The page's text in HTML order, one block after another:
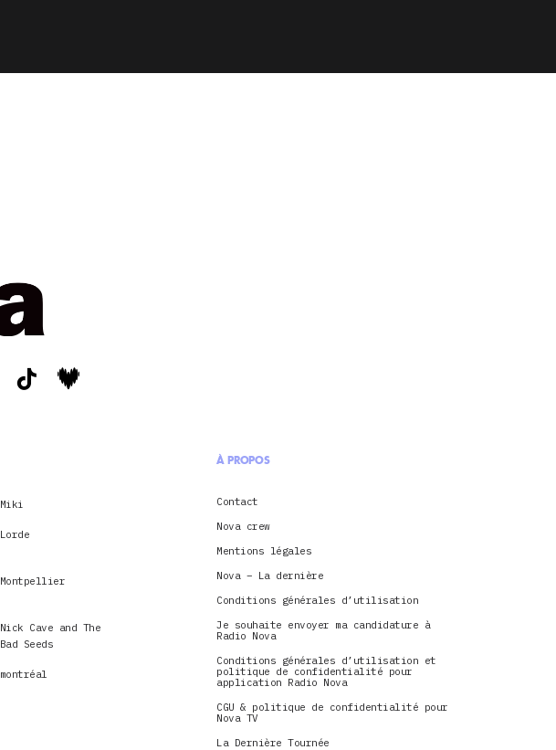
Miki
Lorde
Montpellier
Nick Cave and The
Bad Seeds
montréal
À PROPOS
Contact
Nova crew
Mentions légales
Nova – La dernière
Conditions générales d’utilisation
Je souhaite envoyer ma candidature à
Radio Nova
Conditions générales d’utilisation et
politique de confidentialité pour
application Radio Nova
CGU & politique de confidentialité pour
Nova TV
La Dernière Tournée